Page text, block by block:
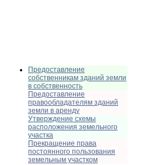
Предоставление
собственникам зданий земли
в собственность
Предоставление
правообладателям зданий
земли в аренду
Утверждение схемы
расположения земельного
участка
Прекращение права
постоянного пользования
земельным участком